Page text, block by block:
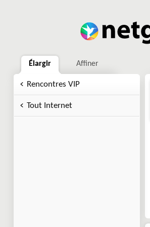
Élargir Affiner
Rencontres VIP
Tout Internet